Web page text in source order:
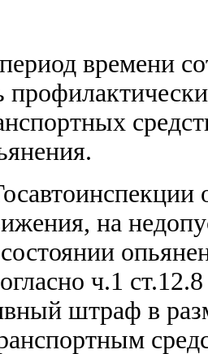
времени
на
ч.1
штраф в